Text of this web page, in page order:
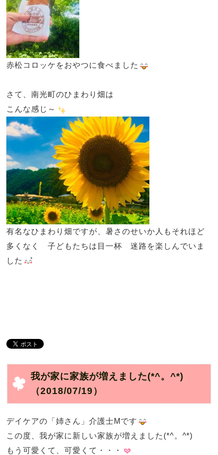
赤松コロッケをおやつに食べました
さて、南光町のひまわり畑は
こんな感じ～
有名なひまわり畑ですが、暑さのせいか人もそれほど
多くなく 子どもたちは目一杯 迷路を楽しんでいま
した
我が家に家族が増えました(*^。^*)
（2018/07/19）
デイケアの「姉さん」介護士Mです
この度、我が家に新しい家族が増えました(*^。^*)
もう可愛くて、可愛くて・・・